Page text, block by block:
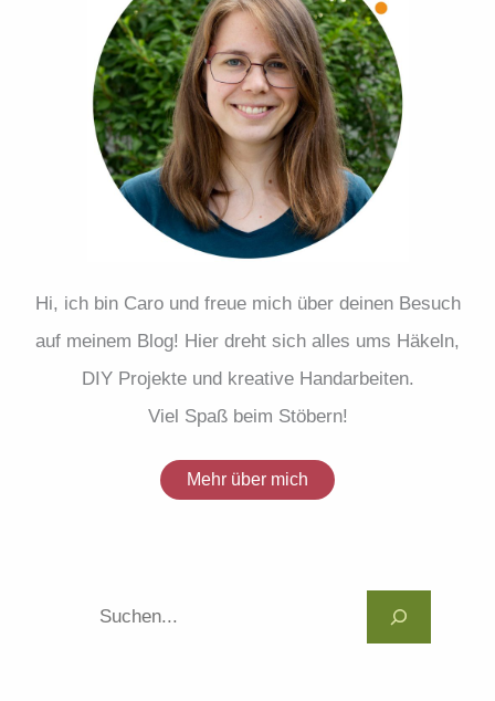
Hi, ich bin Caro und freue mich über deinen Besuch
auf meinem Blog! Hier dreht sich alles ums Häkeln,
DIY Projekte und kreative Handarbeiten.
Viel Spaß beim Stöbern!
Mehr über mich